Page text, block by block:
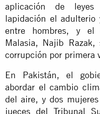
aplicación de
lapidación el adulterio
entre hombres, y
Malasia, Najib
corrupción por primera
En Pakistán, el
abordar el cambio
del aire, y dos
jueces del Tribunal